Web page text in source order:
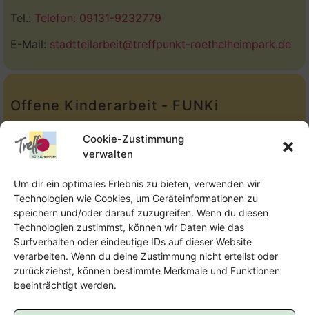
Cookie-Zustimmung
verwalten
Um dir ein optimales Erlebnis zu bieten, verwenden wir
Technologien wie Cookies, um Geräteinformationen zu
speichern und/oder darauf zuzugreifen. Wenn du diesen
Technologien zustimmst, können wir Daten wie das
Surfverhalten oder eindeutige IDs auf dieser Website
verarbeiten. Wenn du deine Zustimmung nicht erteilst oder
zurückziehst, können bestimmte Merkmale und Funktionen
beeinträchtigt werden.
Tel.: Telefon: 09131-9232779
E-Mail: stadtteilarbeit@treffpunkt-roethelheimpark.de
Offene Kinderarbeit - FUNKi
Tel.:Telefon: 09131-610749
E-Mail:oka@treffpunkt-roethelheimpark.de
Offene Jugendarbeit - Easthouse
Tel:
09131–302259
E-Mail:oja@treffpunkt-roethelheimpark.de